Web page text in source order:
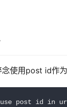
使用post id作
post id in